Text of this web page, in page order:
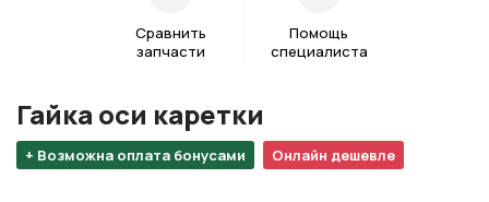
Сравнить
запчасти
Помощь
специалиста
+ Возможна оплата бонусами Онлайн дешевле
Гайка оси каретки